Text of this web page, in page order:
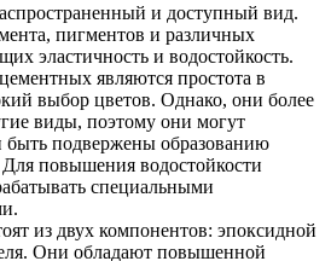
и доступный вид.
пигментов и различных
эластичность и водостойкость.
являются простота в
выбор цветов. Однако, они более
виды, поэтому они могут
быть подвержены образованию
повышения водостойкости
специальными
из двух компонентов: эпоксидной
Они обладают повышенной